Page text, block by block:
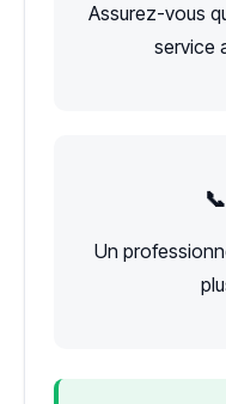
Assurez-vous
service
Un